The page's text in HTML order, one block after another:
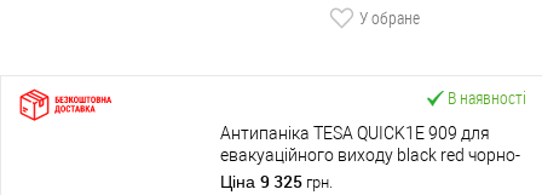
У обране
В наявності
Антипаніка TESA QUICK1E 909 для
евакуаційного виходу black red чорно-
червоний
Ціна 9 325 грн.